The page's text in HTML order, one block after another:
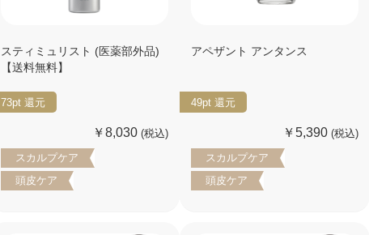
スティミュリスト (医薬部外品)
【送料無料】
73pt 還元
￥8,030(税込)
スカルプケア
頭皮ケア
アペザント アンタンス
49pt 還元
￥5,390(税込)
スカルプケア
頭皮ケア